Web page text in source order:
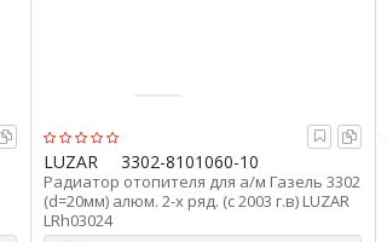
LUZAR 3302-8101060-10
Радиатор отопителя для а/м Газель 3302
(d=20мм) алюм. 2-х ряд. (с 2003 г.в) LUZAR
LRh03024